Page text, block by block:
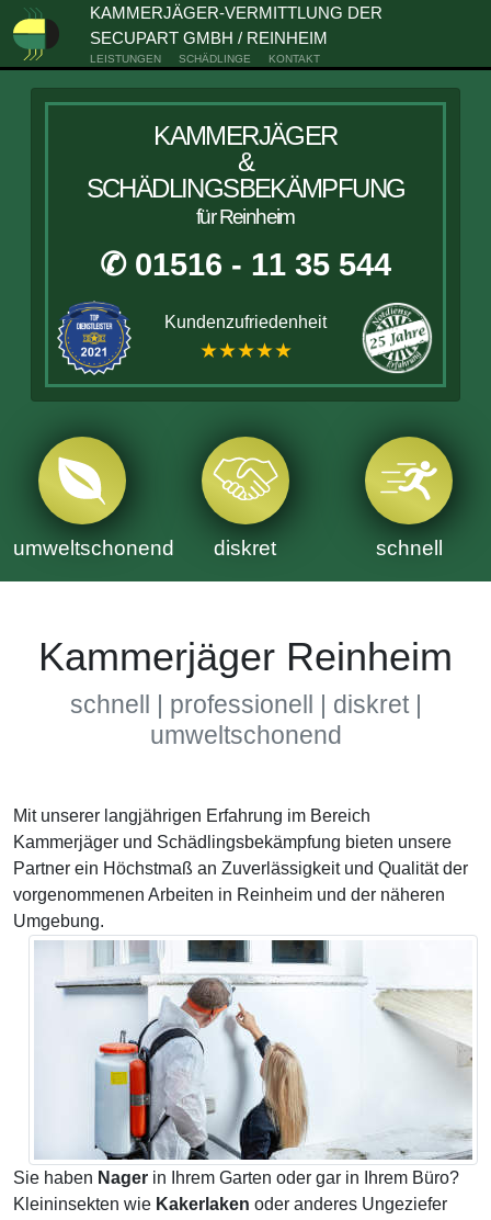
KAMMERJÄGER-VERMITTLUNG DER
SECUPART GMBH / REINHEIM
LEISTUNGEN SCHÄDLINGE KONTAKT
KAMMERJÄGER
&
SCHÄDLINGSBEKÄMPFUNG
für Reinheim
✆ 01516 - 11 35 544
Kundenzufriedenheit
★★★★★
umweltschonend diskret schnell
Kammerjäger Reinheim
schnell | professionell | diskret |
umweltschonend
Mit unserer langjährigen Erfahrung im Bereich
Kammerjäger und Schädlingsbekämpfung bieten unsere
Partner ein Höchstmaß an Zuverlässigkeit und Qualität der
vorgenommenen Arbeiten in Reinheim und der näheren
Umgebung.
Sie haben Nager in Ihrem Garten oder gar in Ihrem Büro?
Kleininsekten wie Kakerlaken oder anderes Ungeziefer